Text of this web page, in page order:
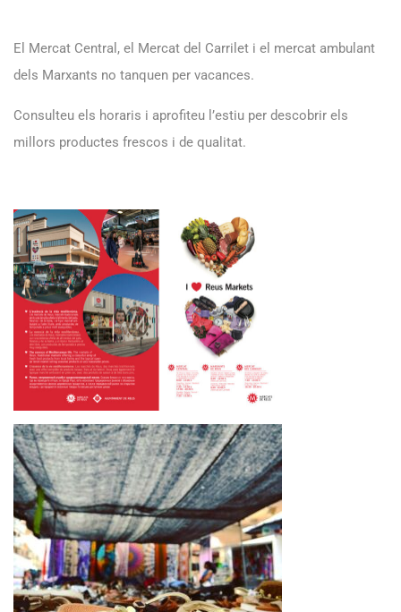
El Mercat Central, el Mercat del Carrilet i el mercat ambulant
dels Marxants no tanquen per vacances.
Consulteu els horaris i aprofiteu l’estiu per descobrir els
millors productes frescos i de qualitat.